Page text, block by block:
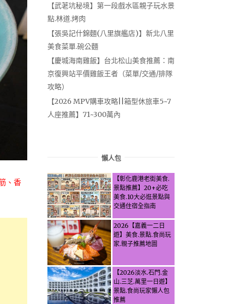
、香
【武荖坑秘境】第一段戲水區親子玩水景
點.林道.烤肉
【張吳記什錦麵(八里旗艦店)】新北八里
美食菜單.碗公麵
【慶城海南雞飯】台北松山美食推薦：南
京復興站平價雞飯王者（菜單/交通/排隊
攻略）
【2026 MPV購車攻略||箱型休旅車5~7
人座推薦】71~300萬內
懶人包
【彰化鹿港老街美食.
景點推薦】20+必吃
美食.10大必逛景點與
交通住宿全指南
2026【嘉義一二日
遊】美食.景點.食尚玩
家.親子推薦地圖
【2026淡水.石門.金
山.三芝.萬里一日遊】
景點.食尚玩家懶人包
推薦